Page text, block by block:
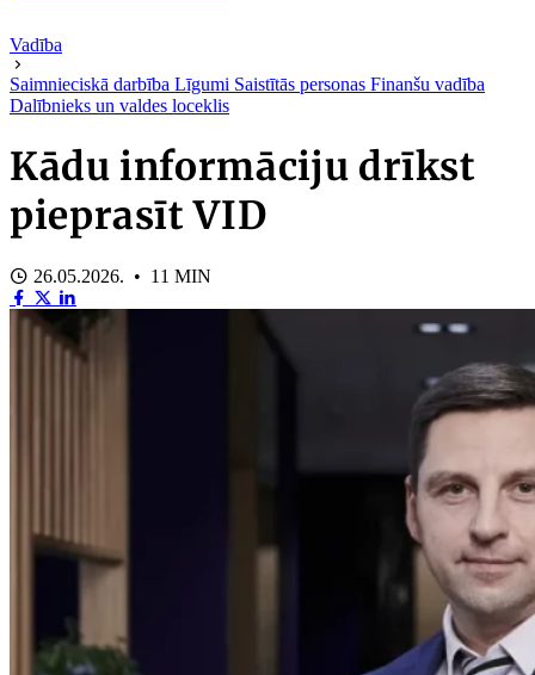
Vadība
Saimnieciskā darbība Līgumi Saistītās personas Finanšu vadība
Dalībnieks un valdes loceklis
Kādu informāciju drīkst
pieprasīt VID
26.05.2026. • 11 MIN